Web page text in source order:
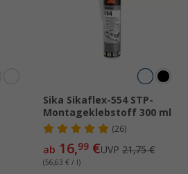
Sika Sikaflex-554 STP-
Montageklebstoff 300 ml
(26)
ab 16,99 €UVP 21,75 €
(56,63 € / l)